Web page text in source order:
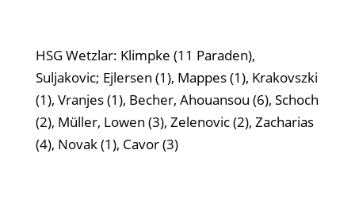
HSG Wetzlar: Klimpke (11 Paraden),
Suljakovic; Ejlersen (1), Mappes (1), Krakovszki
(1), Vranjes (1), Becher, Ahouansou (6), Schoch
(2), Müller, Lowen (3), Zelenovic (2), Zacharias
(4), Novak (1), Cavor (3)